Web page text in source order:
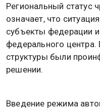
Региональный статус
означает, что
субъекты федерации
федерального
структуры были
решении.
Введение режима